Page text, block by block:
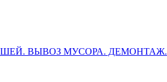
ВЫВОЗ МУСОРА. ДЕМОНТАЖ.